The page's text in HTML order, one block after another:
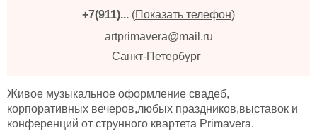
+7(911)... (Показать телефон)
artprimavera@mail.ru
Санкт-Петербург
Живое музыкальное оформление свадеб,
корпоративных вечеров,любых праздников,выставок и
конференций от струнного квартета Primavera.